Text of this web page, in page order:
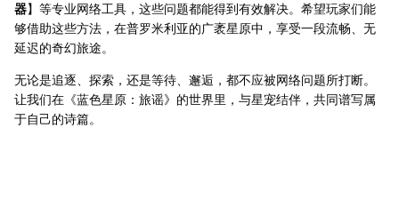
器】等专业网络工具，这些问题都能得到有效解决。希望玩家们能
够借助这些方法，在普罗米利亚的广袤星原中，享受一段流畅、无
延迟的奇幻旅途。
无论是追逐、探索，还是等待、邂逅，都不应被网络问题所打断。
让我们在《蓝色星原：旅谣》的世界里，与星宠结伴，共同谱写属
于自己的诗篇。